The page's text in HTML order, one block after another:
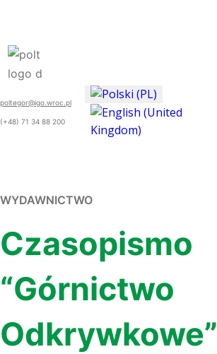
poltegor@igo.wroc.pl
(+48) 71 34 88 200
WYDAWNICTWO
Czasopismo
“Górnictwo
Odkrywkowe”